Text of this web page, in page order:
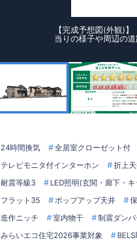
【完成予想図(外観)
当りの様子や周辺の
24時間換気 全居室クローゼット付
テレビモニタ付インターホン
折上
耐震等級3
LED照明(玄関・廊下・
フラット35
ポップアップ天井
造作ニッチ
室内物干 制震ダンパ
みらいエコ住宅2026事業対象